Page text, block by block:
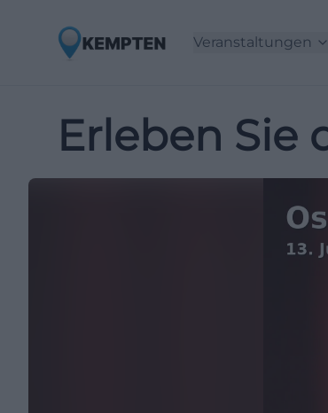
Veranstaltungen
Erleben Sie